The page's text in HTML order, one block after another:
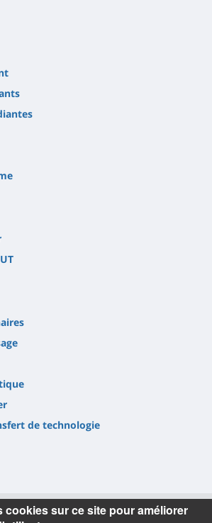
de technologie
cookies sur ce site pour améliorer